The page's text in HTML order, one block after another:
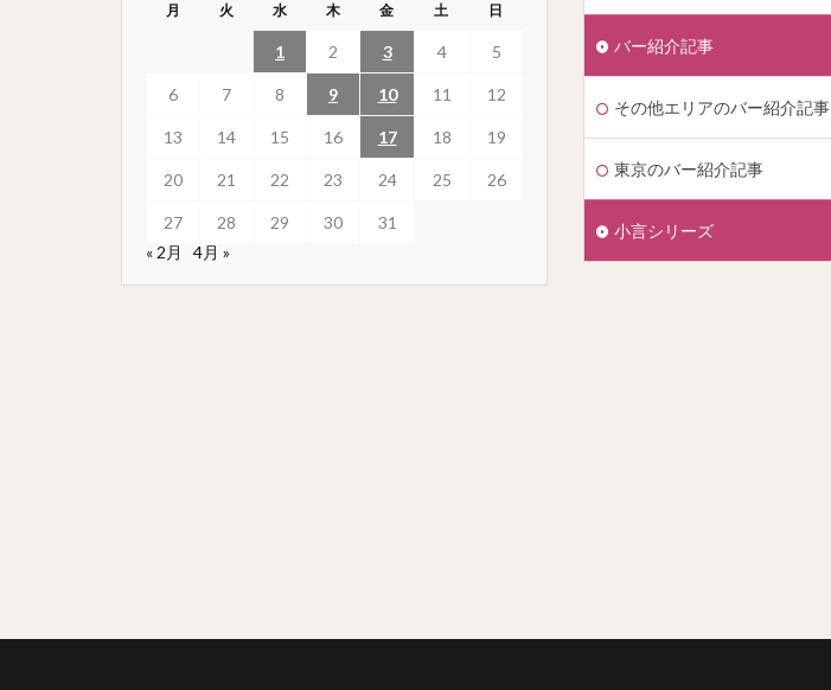
月 火 水 木 金 土 日
1 2 3 4 5
6 7 8 9 10 11 12
13 14 15 16 17 18 19
20 21 22 23 24 25 26
27 28 29 30
31
« 2月
4月 »
バー紹介記事
その他エリアのバー紹介記事
東京のバー紹介記事
小言シリーズ